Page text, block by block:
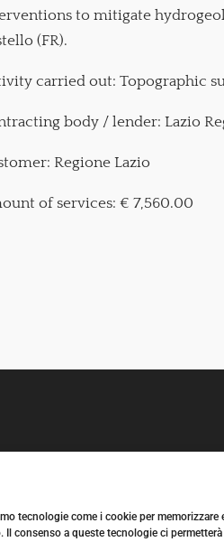
tecnologie come i cookie per memorizzare
consenso a queste tecnologie ci
to mitigate
(FR).
carried out: Topographic
body / lender: Lazio
Regione Lazio
of services: € 7,560.00